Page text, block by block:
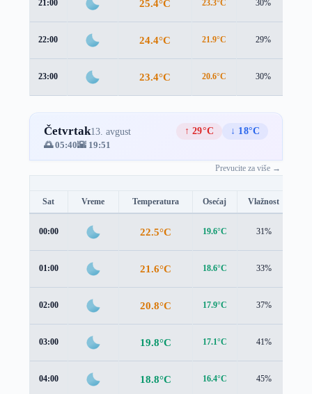
21:00 25.4°C 23.3°C 30%
22:00 24.4°C 21.9°C 29%
23:00 23.4°C 20.6°C 30%
Četvrtak13. avgust ↑ 29°C
↓ 18°C
🌅 05:40🌇 19:51
Prevucite za više →
Sat Vreme Temperatura Osećaj Vlažnost
00:00 22.5°C 19.6°C 31%
01:00 21.6°C 18.6°C 33%
02:00 20.8°C 17.9°C 37%
03:00 19.8°C 17.1°C 41%
04:00 18.8°C 16.4°C 45%